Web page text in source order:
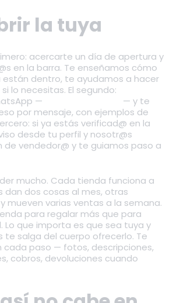
la tuya
acercarte un día de apertura y
en la barra. Te enseñamos cómo
están dentro, te ayudamos a hacer
lo necesitas. El segundo:
—
— y te
por mensaje, con ejemplos de
si ya estás verificad@ en la
desde tu perfil y nosotr@s
de vendedor@ y te guiamos paso a
mucho. Cada tienda funciona a
dan dos cosas al mes, otras
mueven varias ventas a la semana.
para regalar más que para
Lo que importa es que sea tuya y
te salga del cuerpo ofrecerlo. Te
cada paso — fotos, descripciones,
cobros, devoluciones cuando